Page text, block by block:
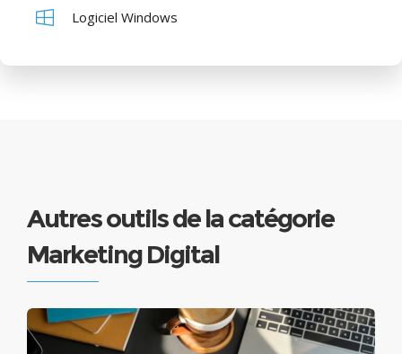
Logiciel Windows
Autres outils de la catégorie
Marketing Digital